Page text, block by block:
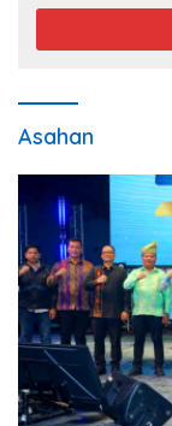
Asahan